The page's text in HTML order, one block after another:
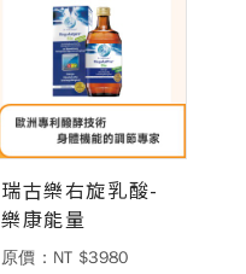
瑞古樂右旋乳酸-
樂康能量
原價：NT $3980